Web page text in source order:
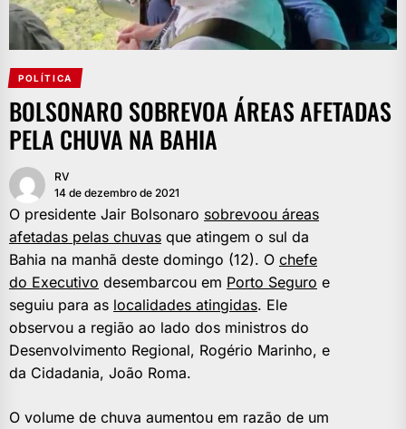
POLÍTICA
BOLSONARO SOBREVOA ÁREAS AFETADAS
PELA CHUVA NA BAHIA
RV
14 de dezembro de 2021
O presidente Jair Bolsonaro sobrevoou áreas
afetadas pelas chuvas que atingem o sul da
Bahia na manhã deste domingo (12). O chefe
do Executivo desembarcou em Porto Seguro e
seguiu para as localidades atingidas. Ele
observou a região ao lado dos ministros do
Desenvolvimento Regional, Rogério Marinho, e
da Cidadania, João Roma.
O volume de chuva aumentou em razão de um